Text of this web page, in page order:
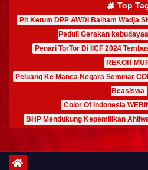
Top
Plt Ketum DPP AWDI Balham Wadja
Peduli Gerakan
Penari TorTor Di IICF 2024
REKOR
Peluang Ke Manca Negara Seminar
Beasiswa
Color Of Indonesia
BHP Mendukung Kepemilikan